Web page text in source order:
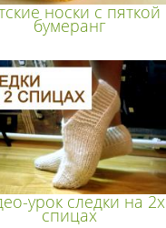
носки с пяткой
бумеранг
урок следки на 2х
спицах